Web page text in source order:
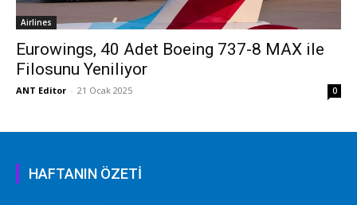
Airlines
Eurowings, 40 Adet Boeing 737-8 MAX ile
Filosunu Yeniliyor
ANT Editor - 21 Ocak 2025 0
HAFTANIN ÖZETİ